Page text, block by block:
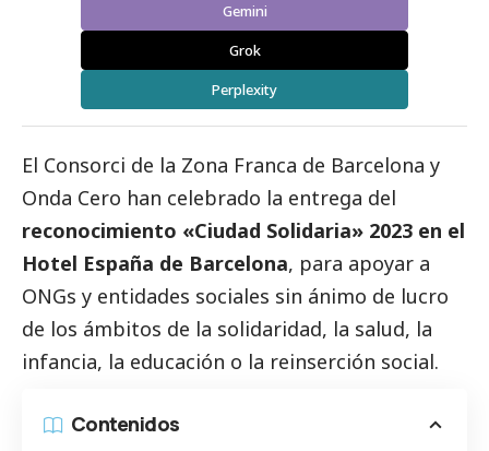
Gemini
Grok
Perplexity
El Consorci de la Zona Franca de Barcelona y
Onda Cero han celebrado la entrega del
reconocimiento «Ciudad Solidaria» 2023 en el
Hotel España de Barcelona, para apoyar a
ONGs y entidades sociales sin ánimo de lucro
de los ámbitos de la solidaridad, la salud, la
infancia, la educación o la reinserción social.
Contenidos